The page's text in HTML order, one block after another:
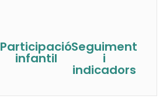
Participació
infantil
Seguiment
i
indicadors